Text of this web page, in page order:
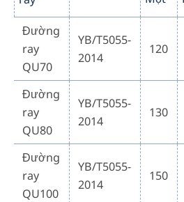
Đường
ray
QU70
YB/T5055-
2014
120
Đường
ray
QU80
YB/T5055-
2014
130
Đường
ray
QU100
YB/T5055-
2014
150